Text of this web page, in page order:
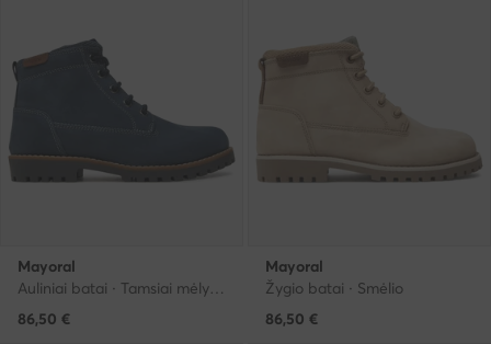
Mayoral
Auliniai batai · Tamsiai mėlyna
86,50 €
Mayoral
Žygio batai · Smėlio
86,50 €